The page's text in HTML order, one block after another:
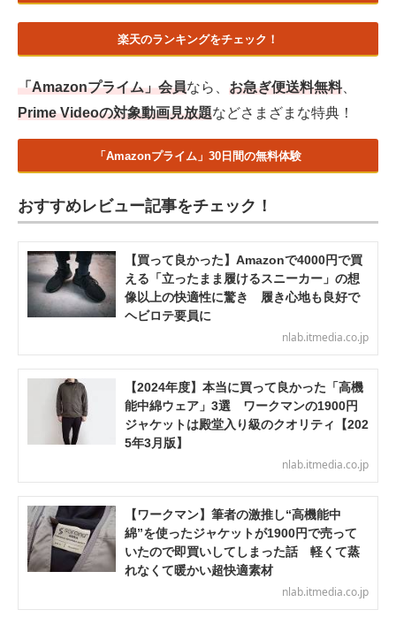
楽天のランキングをチェック！
「Amazonプライム」会員なら、 お急ぎ便送料無料
Prime Videoの対象動画見放題などさまざまな特典！
「Amazonプライム」30日間の無料体験
おすすめレビュー記事をチェック！
【買って良かった】Amazonで4000円で買
える「立ったまま履けるスニーカー」の想
像以上の快適性に驚き 履き心地も良好で
ヘビロテ要員に
nlab.itmedia.co.jp
【2024年度】本当に買って良かった「高機
能中綿ウェア」3選 ワークマンの1900円
ジャケットは殿堂入り級のクオリティ【202
5年3月版】
nlab.itmedia.co.jp
【ワークマン】筆者の激推し“高機能中
綿”を使ったジャケットが1900円で売って
いたので即買いしてしまった話 軽くて蒸
れなくて暖かい超快適素材
nlab.itmedia.co.jp